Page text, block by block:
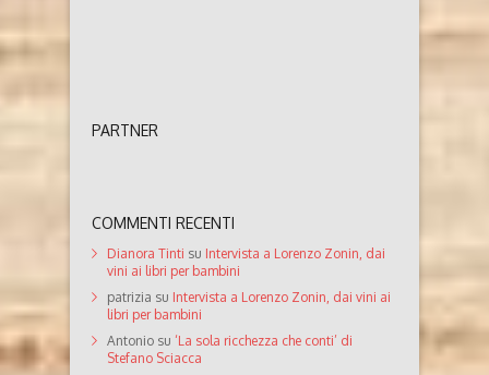
PARTNER
COMMENTI RECENTI
Dianora Tinti su Intervista a Lorenzo Zonin, dai
vini ai libri per bambini
patrizia su Intervista a Lorenzo Zonin, dai vini ai
libri per bambini
Antonio su ‘La sola ricchezza che conti’ di
Stefano Sciacca